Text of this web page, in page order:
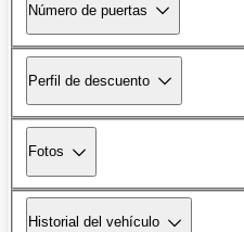
Número de puertas
Perfil de descuento
Fotos
Historial del vehículo